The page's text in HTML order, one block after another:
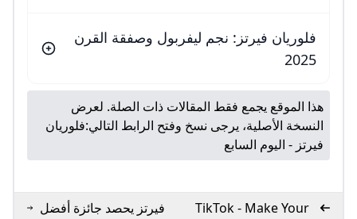
فلوريان فيرتز: نجم ليفربول وصفقة القرن
2025
هذا الموقع يجمع فقط المقالات ذات الصلة. لعرض
النسخة الأصلية، يرجى نسخ وفتح الرابط التالي:فلوريان
فيرتز - اليوم السابع
TikTok - Make Your
فيرتز يحصد جائزة أفضل